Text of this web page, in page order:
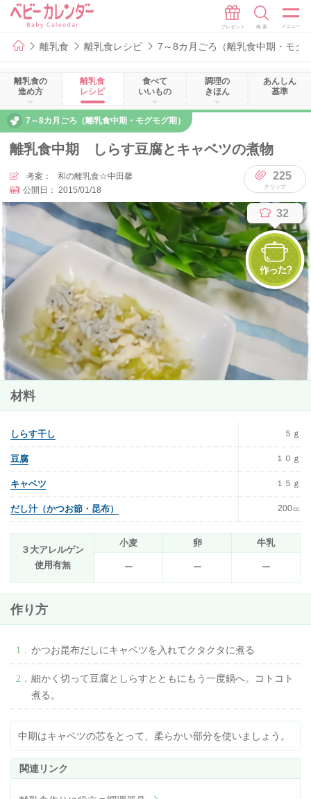
離乳食 離乳食レシピ 7～8カ月ごろ（離乳食中期・モグ
離乳食の
進め方
離乳食
レシピ
食べて
いいもの
調理の
きほん
あんしん
基準
7～8カ月ごろ（離乳食中期・モグモグ期）
離乳食中期 しらす豆腐とキャベツの煮物
考案：
和の離乳食☆中田馨
公開日：
2015/01/18
225
32
材料
しらす干し ５ｇ
豆腐 １０ｇ
キャベツ １５ｇ
だし汁（かつお節・昆布） 200㏄
３大アレルゲン
使用有無
小麦 卵 牛乳
ー ー ー
作り方
かつお昆布だしにキャベツを入れてクタクタに煮る
細かく切って豆腐としらすとともにもう一度鍋へ。コトコト
煮る。
中期はキャベツの芯をとって、柔らかい部分を使いましょう。